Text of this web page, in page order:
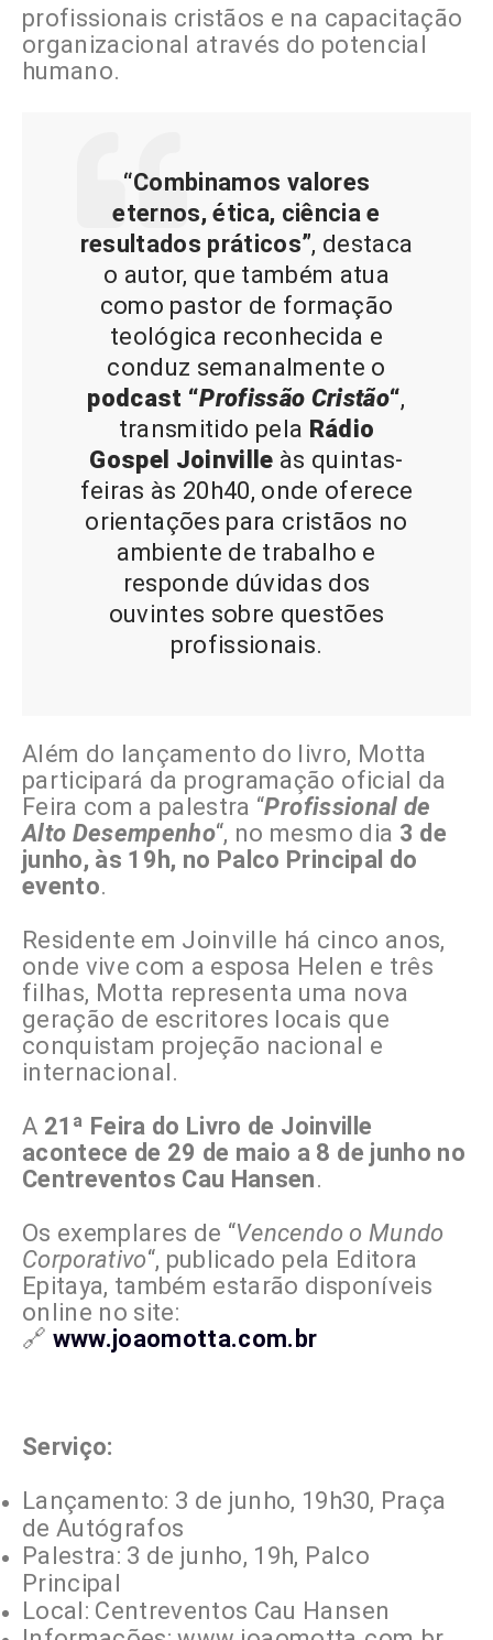
profissionais cristãos e na capacitação
organizacional através do potencial
humano.
“Combinamos valores
eternos, ética, ciência e
resultados práticos”, destaca
o autor, que também atua
como pastor de formação
teológica reconhecida e
conduz semanalmente o
podcast “Profissão Cristão“,
transmitido pela Rádio
Gospel Joinville às quintas-
feiras às 20h40, onde oferece
orientações para cristãos no
ambiente de trabalho e
responde dúvidas dos
ouvintes sobre questões
profissionais.
Além do lançamento do livro, Motta
participará da programação oficial da
Feira com a palestra “Profissional de
Alto Desempenho“, no mesmo dia 3 de
junho, às 19h, no Palco Principal do
evento.
Residente em Joinville há cinco anos,
onde vive com a esposa Helen e três
filhas, Motta representa uma nova
geração de escritores locais que
conquistam projeção nacional e
internacional.
A 21ª Feira do Livro de Joinville
acontece de 29 de maio a 8 de junho no
Centreventos Cau Hansen.
Os exemplares de “Vencendo o Mundo
Corporativo“, publicado pela Editora
Epitaya, também estarão disponíveis
online no site:
🔗 www.joaomotta.com.br
Serviço:
Lançamento: 3 de junho, 19h30, Praça
de Autógrafos
Palestra: 3 de junho, 19h, Palco
Principal
Local: Centreventos Cau Hansen